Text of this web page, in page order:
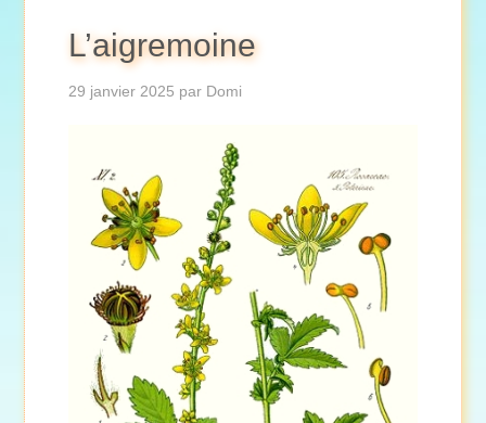
L’aigremoine
29 janvier 2025 par Domi